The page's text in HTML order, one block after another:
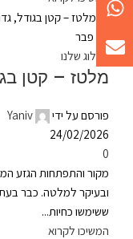
פבר
הבלוג שלנו
מלטז – קטן
פורסם על ידי
Yaniv
24/02/2026
0
מקור והתפתחות הגזע
ובעיקר למלטה. כבר
ששימשו כחיות...
המשיכו לקרוא